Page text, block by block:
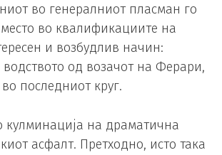
во генералниот пласман го
во квалификациите на
и возбудлив начин:
водството од возачот на Ферари,
последниот круг.
кулминација на драматична
асфалт. Претходно, исто така